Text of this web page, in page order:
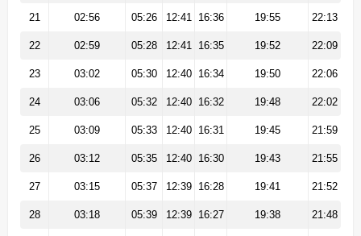
21 02:56 05:26 12:41 16:36 19:55 22:13
22 02:59 05:28 12:41 16:35 19:52 22:09
23 03:02 05:30 12:40 16:34 19:50 22:06
24 03:06 05:32 12:40 16:32 19:48 22:02
25 03:09 05:33 12:40 16:31 19:45 21:59
26 03:12 05:35 12:40 16:30 19:43 21:55
27 03:15 05:37 12:39 16:28 19:41 21:52
28 03:18 05:39 12:39 16:27 19:38 21:48